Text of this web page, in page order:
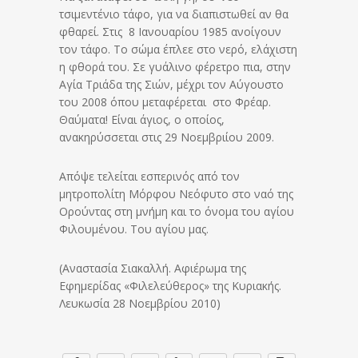
τσιμεντένιο τάφο, για να διαπιστωθεί αν θα
φθαρεί. Στις 8 Ιανουαρίου 1985 ανοίγουν
τον τάφο. Το σώμα έπλεε στο νερό, ελάχιστη
η φθορά του. Σε γυάλινο φέρετρο πια, στην
Αγία Τριάδα της Σιών, μέχρι τον Αύγουστο
του 2008 όπου μεταφέρεται στο Φρέαρ.
Θαύματα! Είναι άγιος, ο οποίος,
ανακηρύσσεται στις 29 Νοεμβριίου 2009.
Απόψε τελείται εσπερινός από τον
μητροπολίτη Μόρφου Νεόφυτο στο ναό της
Ορούντας στη μνήμη και το όνομα του αγίου
Φιλουμένου. Του αγίου μας.
(Αναστασία Σιακαλλή. Αφιέρωμα της
Εφημερίδας «Φιλελεύθερος» της Κυριακής.
Λευκωσία 28 Νοεμβρίου 2010)